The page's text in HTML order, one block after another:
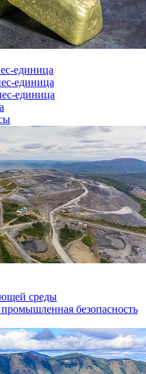
единица
единица
единица
среды
безопасность